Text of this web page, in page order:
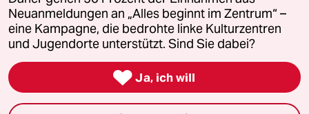
Feedback Redaktionsstatut Kommune-Richtlinien
Leitlinie Informant Datenschutz Impressum AGB
Seitenwende Einwilligungen widerrufen (Ads)
Neuanmeldungen an „Alles beginnt im Zentrum“ –
eine Kampagne, die bedrohte linke Kulturzentren
und Jugendorte unterstützt. Sind Sie dabei?
 Ja, ich will